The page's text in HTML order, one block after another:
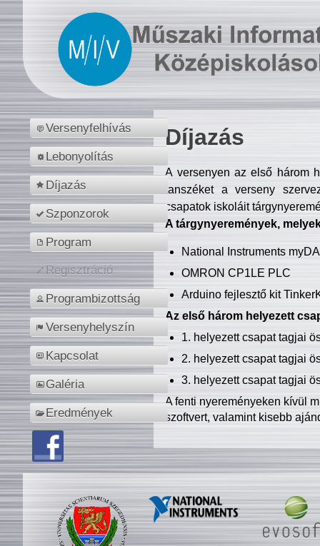
Versenyfelhívás
Lebonyolítás
Díjazás
Szponzorok
Program
Regisztráció
Programbizottság
Versenyhelyszín
Kapcsolat
Galéria
Eredmények
Díjazás
A versenyen az első három
tanszéket a verseny
csapatok iskoláit
A tárgynyeremények,
National Instruments
OMRON CP1LE PLC
Arduino fejlesztő kit
Az első három helyezett
1. helyezett csapat tagjai
2. helyezett csapat tagjai
3. helyezett csapat tagjai
A fenti nyereményeken kívül
szoftvert, valamint kisebb